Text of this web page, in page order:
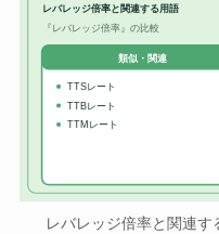
レバレッジ倍率と関連する用語
『レバレッジ倍率』の比較
類似・関連
TTSレート
TTBレート
TTMレート
レバレッジ倍率と関連